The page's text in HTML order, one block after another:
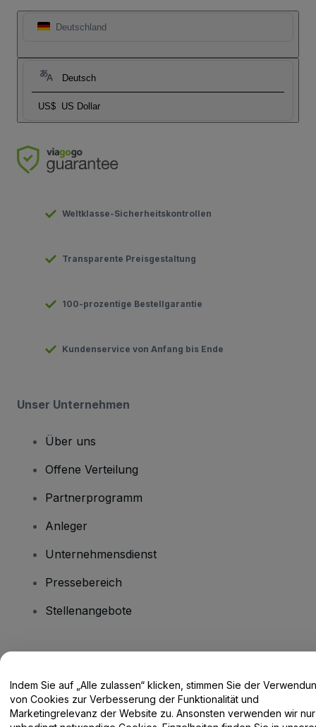
Deutschland
Deutsch
US$ US Dollar
Weltklasse-Sicherheitskontrollen
Transparente Preisgestaltung
100-prozentige Bestellgarantie
Kundenservice von Anfang bis Ende
Unser Unternehmen
Über uns
Offene Verteilung
Partnerprogramm
Anleger
Unternehmensdienst
Pressebereich
Stellenangebote
Hilfe-Center / Kontakt
Indem Sie auf „Alle zulassen“ klicken, stimmen Sie der
von Cookies zur Verbesserung der Funktionalität und
Marketingrelevanz der Website zu. Ansonsten verwenden wir nur